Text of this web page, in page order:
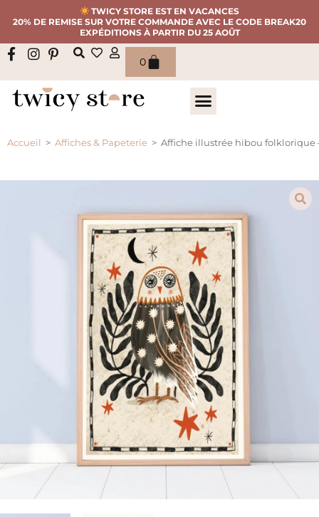
TWICY STORE EST EN VACANCES
20% DE REMISE SUR VOTRE COMMANDE AVEC LE CODE BREAK20
EXPÉDITIONS À PARTIR DU 25 AOÛT
0
Accueil > Affiches & Papeterie > Affiche illustrée hibou folklorique